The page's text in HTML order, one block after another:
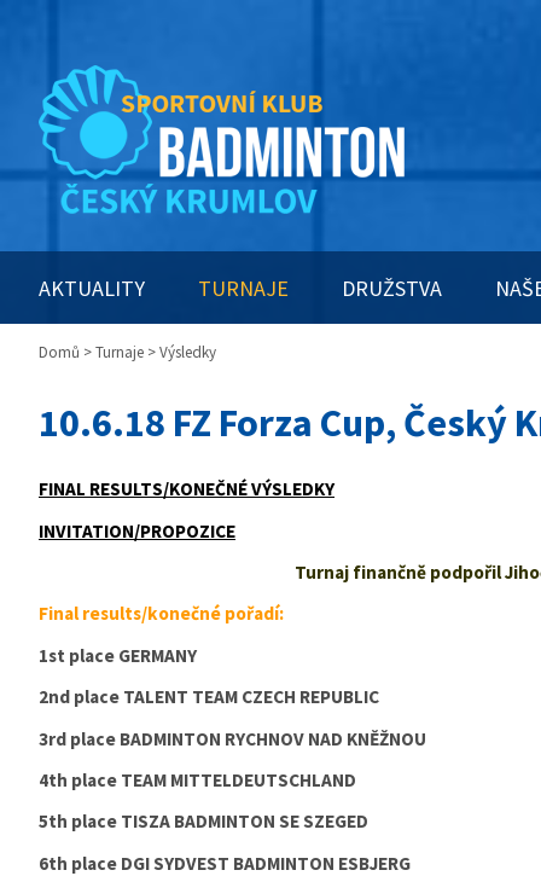
AKTUALITY TURNAJE DRUŽSTVA
Domů >Turnaje > Výsledky
10.6.18 FZ Forza Cup, Český
FINAL RESULTS/KONEČNÉ VÝSLEDKY
INVITATION/PROPOZICE
Turnaj finančně podpořil
Final results/konečné pořadí:
1st place GERMANY
2nd place TALENT TEAM CZECH REPUBLIC
3rd place BADMINTON RYCHNOV NAD KNĚŽNOU
4th place TEAM MITTELDEUTSCHLAND
5th place TISZA BADMINTON SE SZEGED
6th place DGI SYDVEST BADMINTON ESBJERG